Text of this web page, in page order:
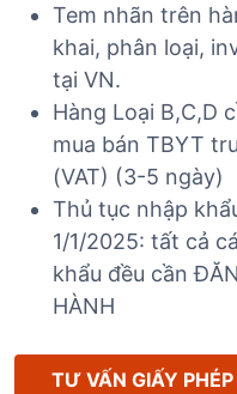
Tem nhãn trên
khai, phân loại,
tại VN.
Hàng Loại B,C,D
mua bán TBYT
(VAT) (3-5 ngày)
Thủ tục nhập
1/1/2025: tất cả
khẩu đều cần
HÀNH
TƯ VẤN GIẤY